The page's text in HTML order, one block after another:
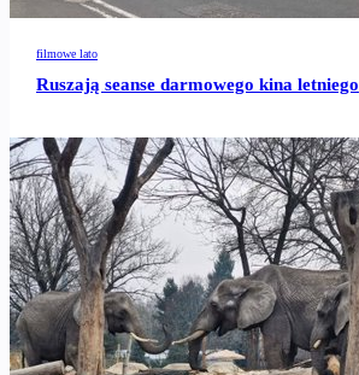
filmowe lato
Ruszają seanse darmowego kina letniego